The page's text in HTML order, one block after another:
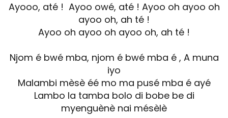
Ayooo, até ! Ayoo owé, até ! Ayoo oh ayoo oh
ayoo oh, ah té !
Ayoo oh ayoo oh ayoo oh, ah té !
Njom é bwé mba, njom é bwé mba é , A muna
iyo
Malambi mèsè éé mo ma pusé mba é ayé
Lambo la tamba bolo di bobe be di
myenguènè nai mésèlè